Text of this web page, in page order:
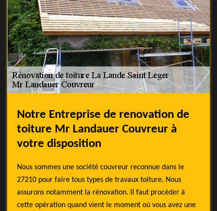
Notre Entreprise de renovation de
toiture Mr Landauer Couvreur à
votre disposition
Nous sommes une société couvreur reconnue dans le
27210 pour faire tous types de travaux toiture. Nous
assurons notamment la rénovation. Il faut procéder à
cette opération quand vient le moment où vous avez une